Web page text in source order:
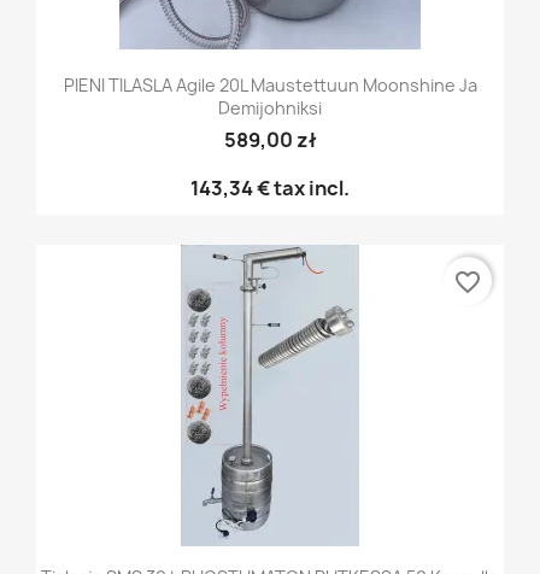
PIENI TILASLA Agile 20L Maustettuun Moonshine Ja
Demijohniksi
589,00 zł
143,34 €tax incl.
favorite_border